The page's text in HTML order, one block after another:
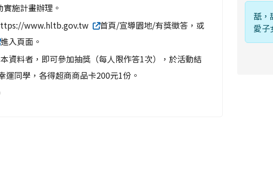
施計畫辦理。
www.hltb.gov.tw
首頁/宣導園地/有獎徵答，或
進入頁面。
資料者，即可參加抽獎（每人限作答1次），於活動結
同學，各得超商商品卡200元1份。
舐，
愛子